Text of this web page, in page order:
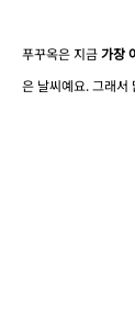
푸꾸옥은 지금 가장
은 날씨예요. 그래서